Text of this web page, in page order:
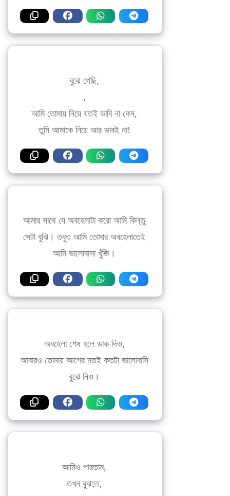
বুঝে গেছি,
,
আমি তোমায় নিয়ে যতই ভাবি না কেন,
তুমি আমাকে নিয়ে আর ভাবই না!
আমার সাথে যে অবহেলাটা করো আমি কিন্তু
সেটা বুঝি। তবুও আমি তোমার অবহেলাতেই
আমি ভালোবাসা খুঁজি।
অবহেলা শেষ হলে ডাক দিও,
আবারও তোমায় আগের মতই কতটা ভালোবাসি
বুঝে নিও।
আমিও পারতাম,
তখন বুঝতে,